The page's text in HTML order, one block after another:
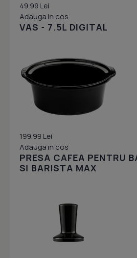
49.99 Lei
Adauga in cos
VAS - 7.5L DIGITAL
199.99 Lei
Adauga in cos
PRESA CAFEA PENTRU
SI BARISTA MAX